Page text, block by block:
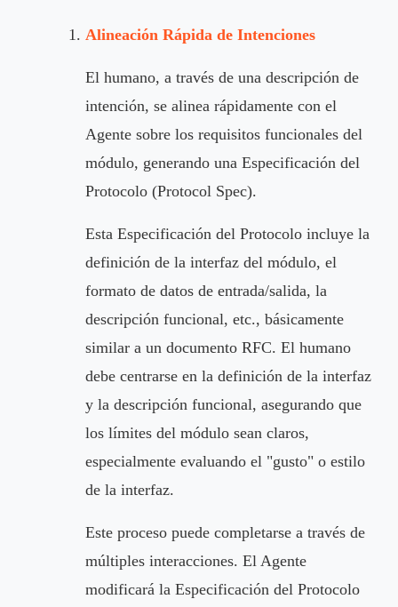
Alineación Rápida de Intenciones
El humano, a través de una descripción de
intención, se alinea rápidamente con el
Agente sobre los requisitos funcionales del
módulo, generando una Especificación del
Protocolo (Protocol Spec).
Esta Especificación del Protocolo incluye la
definición de la interfaz del módulo, el
formato de datos de entrada/salida, la
descripción funcional, etc., básicamente
similar a un documento RFC. El humano
debe centrarse en la definición de la interfaz
y la descripción funcional, asegurando que
los límites del módulo sean claros,
especialmente evaluando el "gusto" o estilo
de la interfaz.
Este proceso puede completarse a través de
múltiples interacciones. El Agente
modificará la Especificación del Protocolo